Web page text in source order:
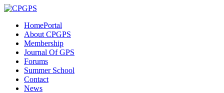
HomePortal
About CPGPS
Membership
Journal Of GPS
Forums
Summer School
Contact
News